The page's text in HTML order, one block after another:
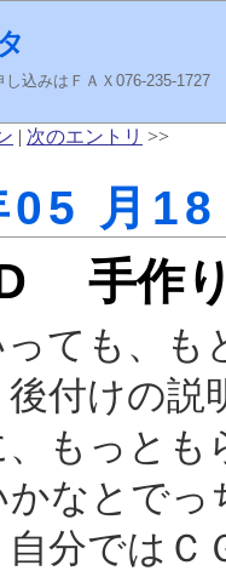
し込みはＦＡＸ076-235-
| 次のエントリ >>
05 月
手作
ても、も
付けの説
もっとも
なとで
分ではＣ